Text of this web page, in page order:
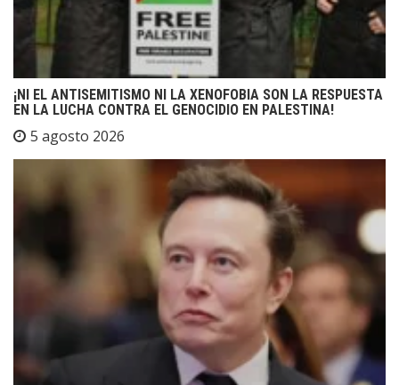
¡NI EL ANTISEMITISMO NI LA XENOFOBIA SON LA RESPUESTA
EN LA LUCHA CONTRA EL GENOCIDIO EN PALESTINA!
5 agosto 2026